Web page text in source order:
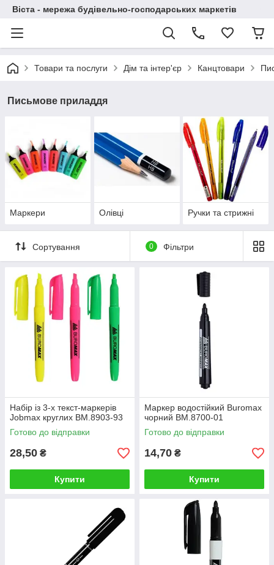
Віста - мережа будівельно-господарських маркетів
Товари та послуги Дім та інтер'єр Канцтовари
Письмове приладдя
Маркери Олівці Ручки та стрижні
Сортування 0 Фільтри
Набір із 3-х текст-маркерів
Jobmax круглих BM.8903-93
Готово до відправки
28,50 ₴
Купити
Маркер водостійкий Buromax
чорний BM.8700-01
Готово до відправки
14,70 ₴
Купити